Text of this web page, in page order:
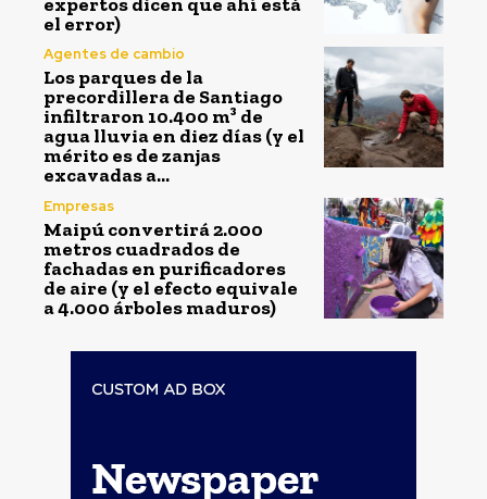
el error)
Agentes de cambio
Los parques de la
precordillera de Santiago
infiltraron 10.400 m³ de
agua lluvia en diez días (y el
mérito es de zanjas
excavadas a...
Empresas
Maipú convertirá 2.000
metros cuadrados de
fachadas en purificadores
de aire (y el efecto equivale
a 4.000 árboles maduros)